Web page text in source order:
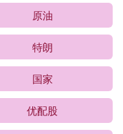
原油
特朗
国家
优配股